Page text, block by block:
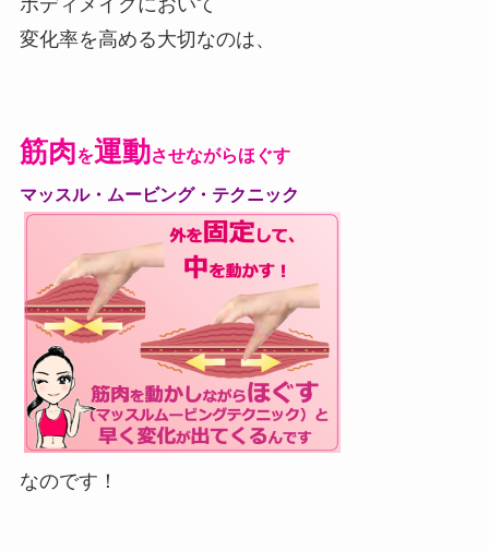
変化率を高める大切なのは、
筋肉を運動させながらほぐす
マッスル・ムービング・ テクニック
なのです！